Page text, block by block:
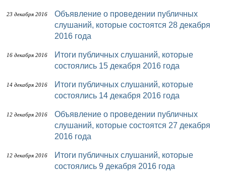
23 декабря 2016
Объявление о проведении публичных
слушаний, которые состоятся 28 декабря
2016 года
16 декабря 2016
Итоги публичных слушаний, которые
состоялись 15 декабря 2016 года
14 декабря 2016
Итоги публичных слушаний, которые
состоялись 14 декабря 2016 года
12 декабря 2016
Объявление о проведении публичных
слушаний, которые состоятся 27 декабря
2016 года
12 декабря 2016
Итоги публичных слушаний, которые
состоялись 9 декабря 2016 года